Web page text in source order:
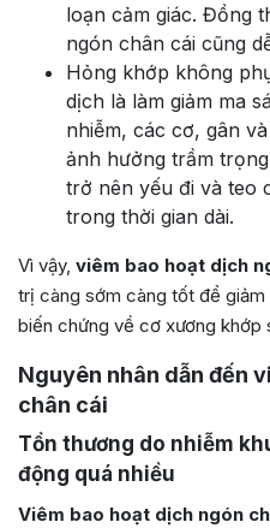
loạn cảm giác. Đồng
ngón chân cái cũng
Hỏng khớp không
dịch là làm giảm ma
nhiễm, các cơ, gân
ảnh hưởng trầm
trở nên yếu đi và teo
trong thời gian dài.
Vì vậy, viêm bao hoạt dịch
trị càng sớm càng tốt để
biến chứng về cơ xương khớp
Nguyên nhân dẫn đến
chân cái
Tổn thương do nhiễm
động quá nhiều
Viêm bao hoạt dịch ngón